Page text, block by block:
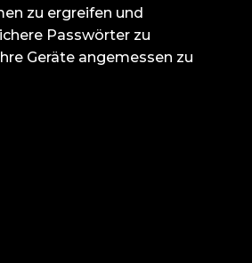
zu ergreifen und
Passwörter zu
Geräte angemessen zu